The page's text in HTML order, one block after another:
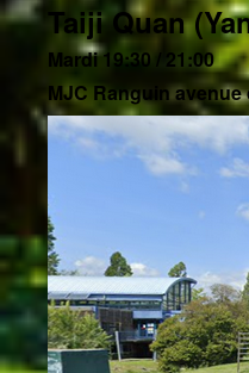
Taiji Quan
Mardi 19:30 / 21:00
MJC Ranguin